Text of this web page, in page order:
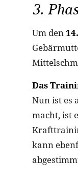
3.
Um den
Das
Nun ist es
macht, ist
kann